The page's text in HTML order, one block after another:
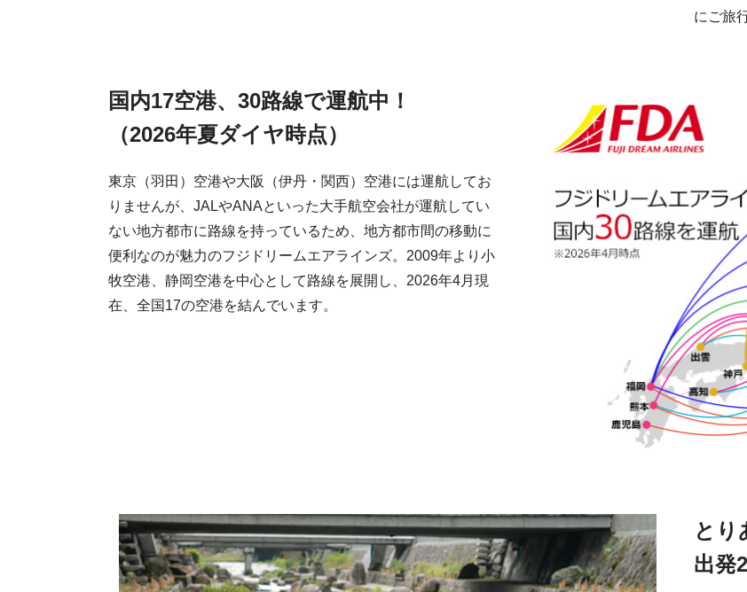
にご旅
国内17空港、30路線で運航中！
（2026年夏ダイヤ時点）
東京（羽田）空港や大阪（伊丹・関西）空港には運航してお
りませんが、JALやANAといった大手航空会社が運航してい
ない地方都市に路線を持っているため、地方都市間の移動に
便利なのが魅力のフジドリームエアラインズ。2009年より小
牧空港、静岡空港を中心として路線を展開し、2026年4月現
在、全国17の空港を結んでいます。
とり
出発